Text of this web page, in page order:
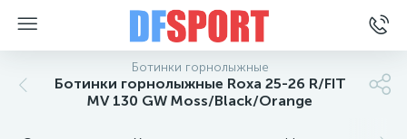
Ботинки горнолыжные
Ботинки горнолыжные Roxa 25-26 R/FIT
MV 130 GW Moss/Black/Orange